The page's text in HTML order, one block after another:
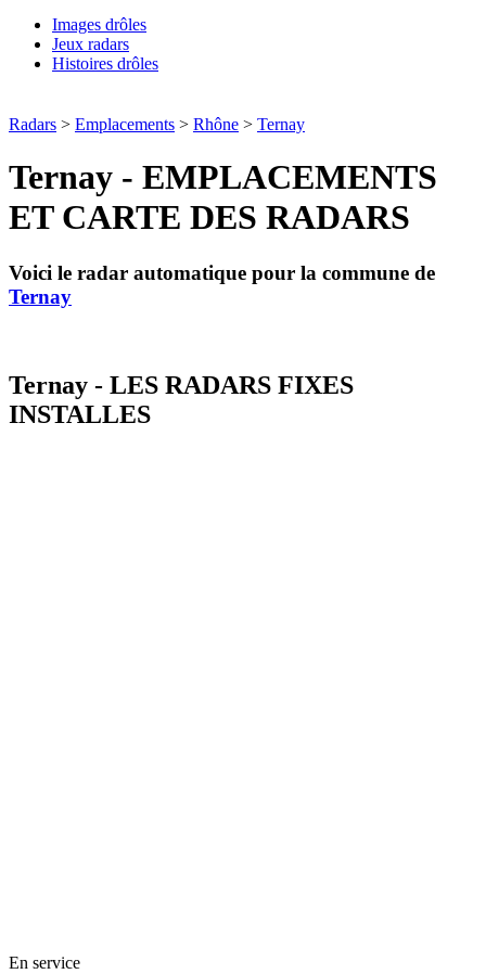
Images drôles
Jeux radars
Histoires drôles
Radars > Emplacements > Rhône > Ternay
Ternay - EMPLACEMENTS
ET CARTE DES RADARS
Voici le radar automatique pour la commune de
Ternay
Ternay - LES RADARS FIXES
INSTALLES
En service